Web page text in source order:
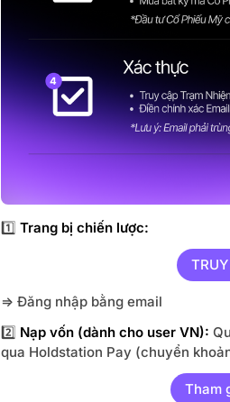
1️⃣ Trang bị chiến lược:
=> Đăng nhập bằng email
2️⃣ Nạp vốn (dành cho user VN):
qua Holdstation Pay (chuyển
Tham